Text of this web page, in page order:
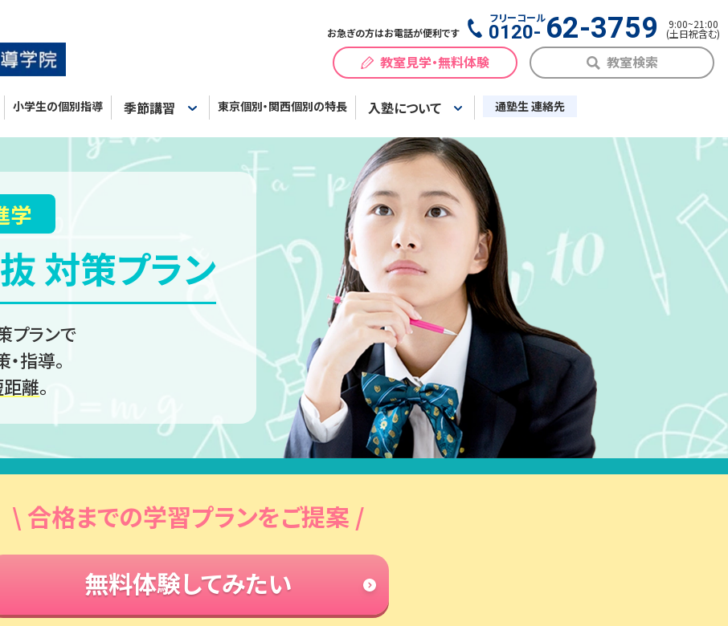
お急ぎの方はお電話が便利です
フリーコール
0120- 62-3759 9:00~21:00
(土日祝含む)
教室見学・無料体験 教室検索
小学生の個別指導 季節講習 東京個別・関西個別の特長 入塾について 通塾生 連絡先
学
対策プラン
プランで
指導。
離。
\ 合格までの学習プランをご提案 /
無料体験してみたい